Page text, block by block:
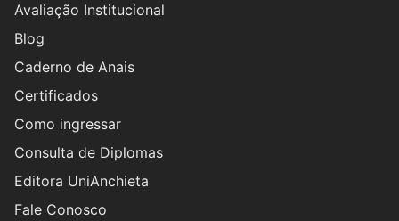
Avaliação Institucional
Blog
Caderno de Anais
Certificados
Como ingressar
Consulta de Diplomas
Editora UniAnchieta
Fale Conosco